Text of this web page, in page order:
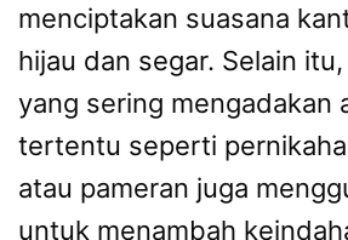
menciptakan suasana
hijau dan segar. Selain
yang sering mengadakan
tertentu seperti
atau pameran juga
untuk menambah